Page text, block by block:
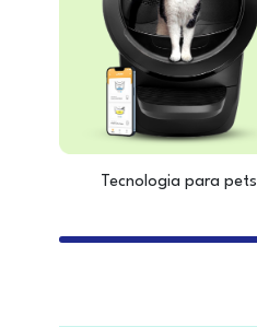
Tecnologia para pets